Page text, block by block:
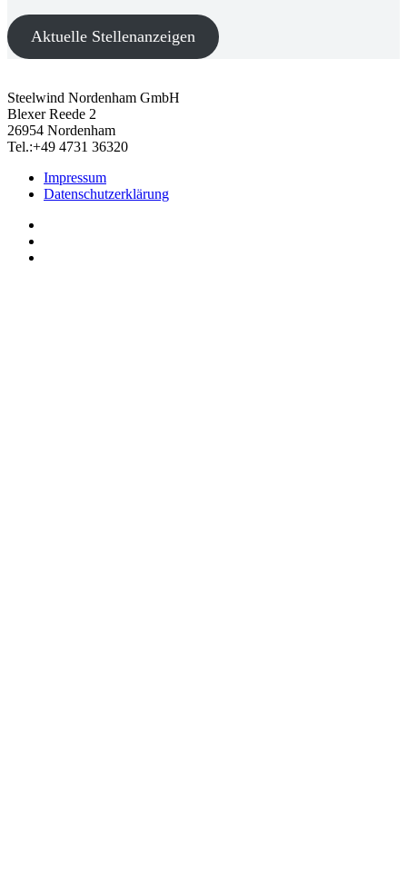
Aktuelle Stellenanzeigen
Steelwind Nordenham GmbH
Blexer Reede 2
26954 Nordenham
Tel.:+49 4731 36320
Impressum
Datenschutzerklärung